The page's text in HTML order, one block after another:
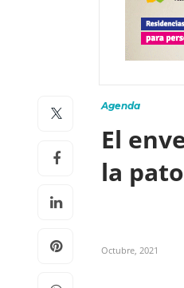
Agenda
El
la
Octubre, 2021